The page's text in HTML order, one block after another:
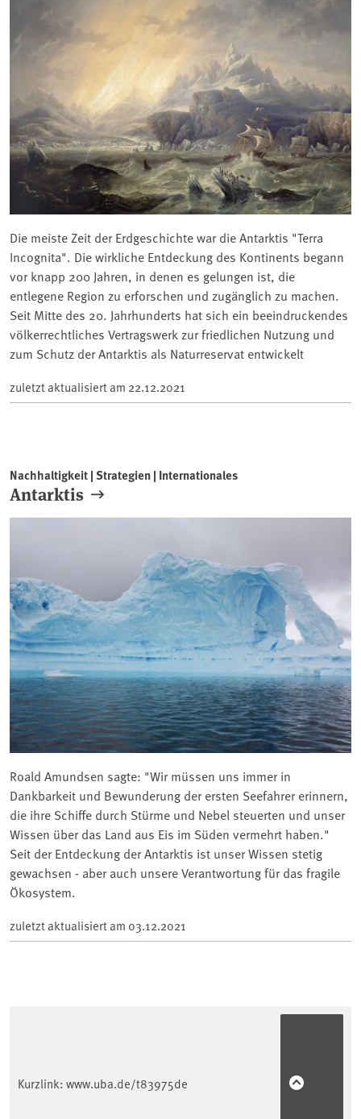
Die meiste Zeit der Erdgeschichte war die Antarktis "Terra
Incognita". Die wirkliche Entdeckung des Kontinents begann
vor knapp 200 Jahren, in denen es gelungen ist, die
entlegene Region zu erforschen und zugänglich zu machen.
Seit Mitte des 20. Jahrhunderts hat sich ein beeindruckendes
völkerrechtliches Vertragswerk zur friedlichen Nutzung und
zum Schutz der Antarktis als Naturreservat entwickelt
zuletzt aktualisiert am 22.12.2021
Nachhaltigkeit | Strategien | Internationales
Antarktis
Roald Amundsen sagte: "Wir müssen uns immer in
Dankbarkeit und Bewunderung der ersten Seefahrer erinnern,
die ihre Schiffe durch Stürme und Nebel steuerten und unser
Wissen über das Land aus Eis im Süden vermehrt haben."
Seit der Entdeckung der Antarktis ist unser Wissen stetig
gewachsen - aber auch unsere Verantwortung für das fragile
Ökosystem.
zuletzt aktualisiert am 03.12.2021
Kurzlink: www.uba.de/t83975de